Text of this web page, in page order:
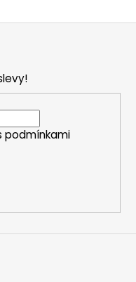
podmínkami